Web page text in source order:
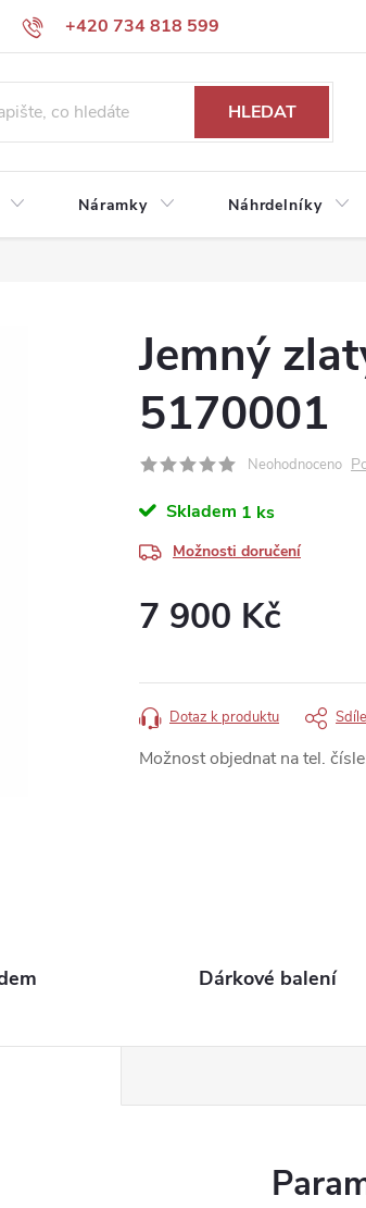
+420 734 818 599
ochrany osobních údajů
HLEDAT
Náramky Náhrdelníky
Jemný
5170001
Neohodnoceno
Skladem 1 ks
Možnosti doručení
7 900 Kč
Dotaz k produktu
Možnost objednat na tel.
Dárkové balení